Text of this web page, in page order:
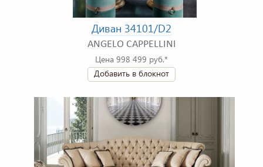
Диван 34101/D2
ANGELO CAPPELLINI
Цена 998 499 руб.*
Добавить в блокнот